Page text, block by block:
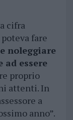
cifra
fare
noleggiare
ad essere
proprio
attenti. In
a
anno”.